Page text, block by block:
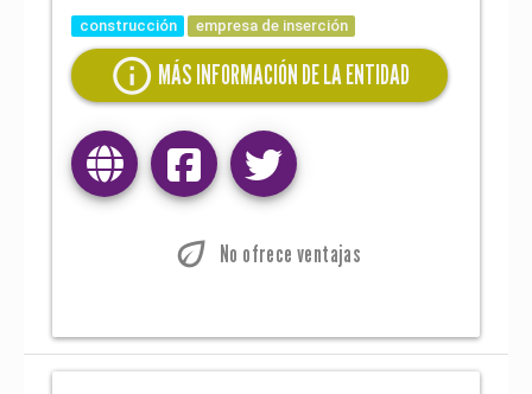
construcción empresa de inserción
info MÁS INFORMACIÓN DE LA ENTIDAD
eco No ofrece ventajas